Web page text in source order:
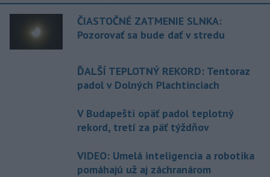
ČIASTOČNÉ ZATMENIE SLNKA:
Pozorovať sa bude dať v stredu
ĎALŠÍ TEPLOTNÝ REKORD: Tentoraz
padol v Dolných Plachtinciach
V Budapešti opäť padol teplotný
rekord, tretí za päť týždňov
VIDEO: Umelá inteligencia a robotika
pomáhajú už aj záchranárom